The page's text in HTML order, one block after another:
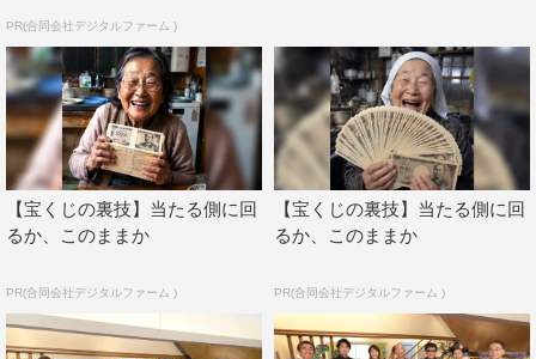
です。僕は、毎日何かしら動画を見ていますが、そんな動
画の数々をブラッシュアップさせた形で見せていただけた
のが、とても楽しかったですね。絶対に“面白い時間にな
る”と断言できます」と、熱を込めて面白さをアピール。
小峠はそんな“動画愛”あふれる松村に「“これ見たことあ
る”“これも見たことある”っていうゲストは今までいなかっ
たですから、かなり斬新でした」と語りながら、「松村さ
の感想を話すんじゃなくて、あまり聞いたことないような
角度のコメントというか、独自のスパイスを込めたような
PR(合同会社デジタルファーム )
【宝くじの裏技】当たる側に回
るか、このままか
PR(合同会社デジタルファーム )
【宝くじの裏技】当たる側に回
るか、このままか
PR(合同会社デジタルファーム )